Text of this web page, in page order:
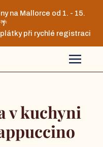
na Mallorce od 1. - 15.
při rychlé registraci
v kuchyni